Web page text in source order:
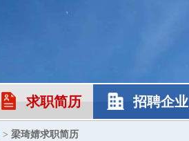
求职简历 招聘企业
> 梁琦婧求职简历